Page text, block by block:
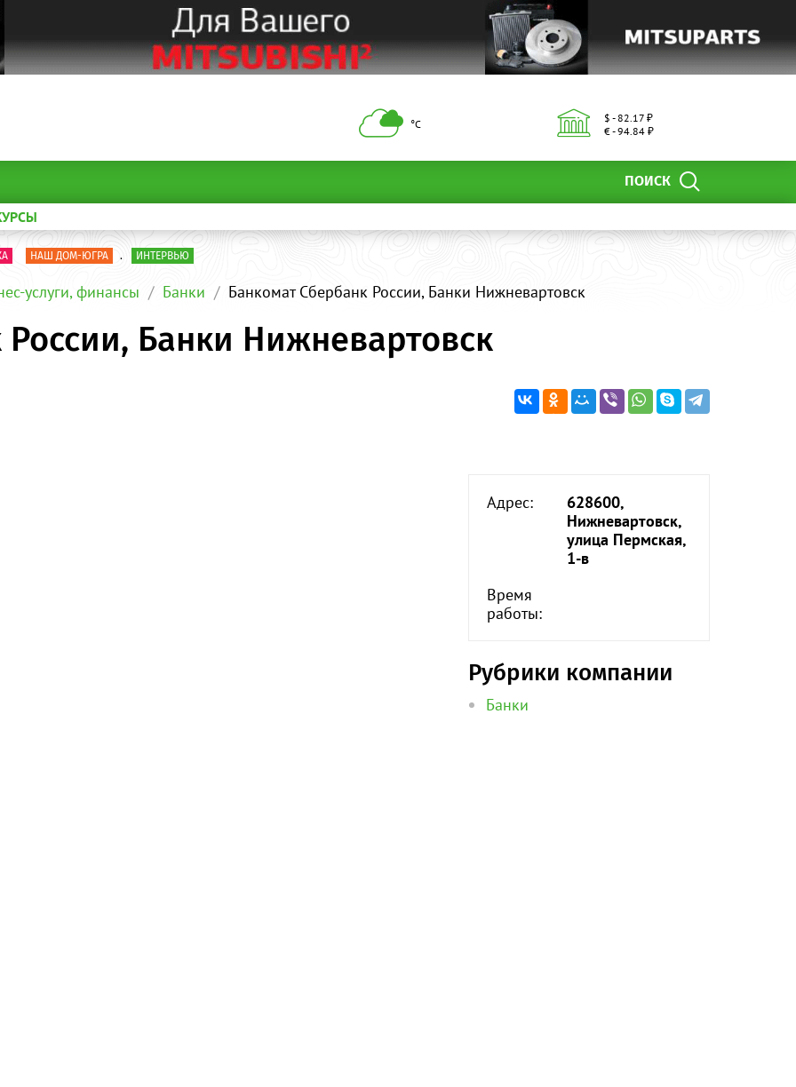
°С
$ - 82.17 ₽
€ - 94.84 ₽
ПОИСК
НАШ ДОМ-ЮГРА . ИНТЕРВЬЮ
услуги, финансы Банки Банкомат Сбербанк России, Банки Нижневартовск
Банки Нижневартовск
Адрес:
628600,
Нижневартовск,
улица Пермская,
1-в
Время
работы:
Рубрики компании
Банки